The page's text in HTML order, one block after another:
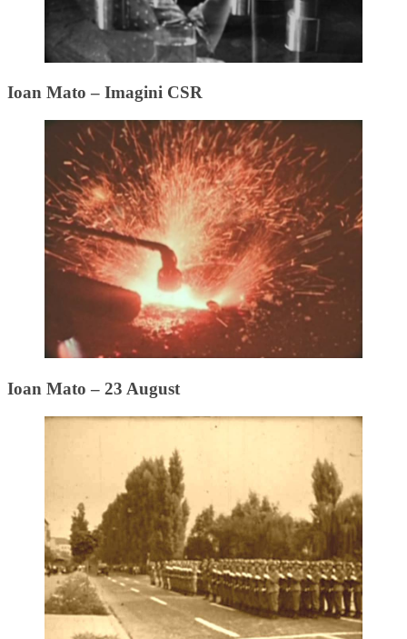
Ioan Mato – Imagini CSR
Ioan Mato – 23 August